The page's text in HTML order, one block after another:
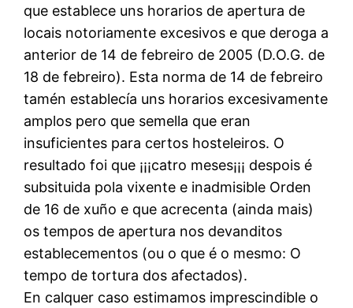
que establece uns horarios de apertura de
locais notoriamente excesivos e que deroga a
anterior de 14 de febreiro de 2005 (D.O.G. de
18 de febreiro). Esta norma de 14 de febreiro
tamén establecía uns horarios excesivamente
amplos pero que semella que eran
insuficientes para certos hosteleiros. O
resultado foi que ¡¡¡catro meses¡¡¡ despois é
subsituida pola vixente e inadmisible Orden
de 16 de xuño e que acrecenta (ainda mais)
os tempos de apertura nos devanditos
establecementos (ou o que é o mesmo: O
tempo de tortura dos afectados).
En calquer caso estimamos imprescindible o